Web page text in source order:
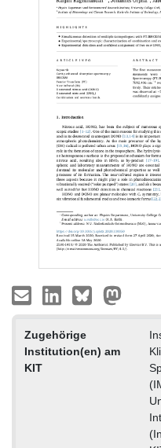
Zugehörige
Institution(en) am
KIT